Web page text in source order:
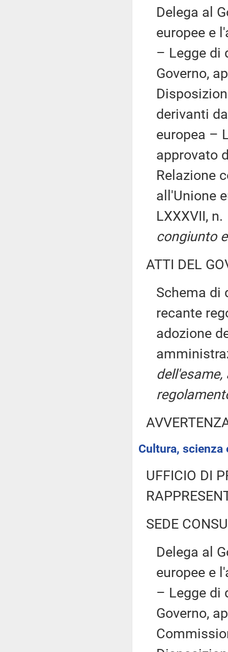
Delega al
europee e
– Legge di
Governo,
derivanti
europea –
approvato
Relazione
all'Unione
LXXXVII,
congiunto
ATTI DEL
Schema di
recante
adozione
Cultura,
UFFICIO DI
SEDE
Delega al
europee e
– Legge di
Governo,